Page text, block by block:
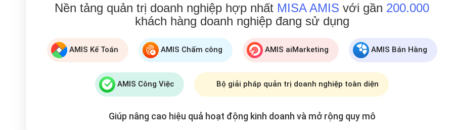
Nền tảng quản trị doanh nghiệp hợp nhất MISA AMIS với gần 200.000
khách hàng doanh nghiệp đang sử dụng
AMIS Kế Toán AMIS Chấm công AMIS aiMarketing AMIS Bán Hàng
AMIS Công Việc Bộ giải pháp quản trị doanh nghiệp toàn diện
Giúp nâng cao hiệu quả hoạt động kinh doanh và mở rộng quy mô